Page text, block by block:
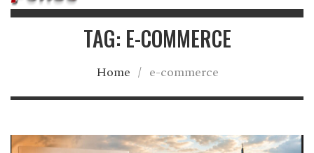
TAG: E-COMMERCE
Home / e-commerce